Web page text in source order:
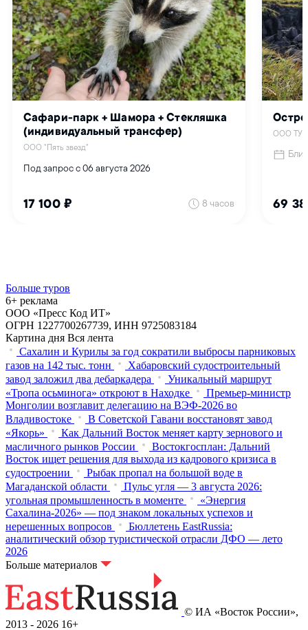
Больше туров
6+ реклама
ООО «Пресс Код ИТ»
ОГРН 1227700267739, ИНН 9725083184
Картина дня Вся лента
Сахалин и Курилы за год сократили выбросы парниковых
газов на 142 тыс. тонн
Хабаровский судостроительный
завод заложил два дебаркадера
Уникальный маршрут
«Тропа осьминога» откроют в Находке
Премьер-министр
Монголии возглавит делегацию на ВЭФ‑2026 во
Владивостоке
В Советской Гавани восстановят завод
«Якорь»
Как Дальний Восток меняет карту зернового и
масличного рынков России
Востокгосплан: Дальний
Восток ищет решения для выхода из кадрового кризиса в
судостроении
Рыбак пропал на большой воде в
Магаданской области
Пульс угля — 3 августа 2026:
угольная промышленность в моменте
«Энергия
Сахалина-2026» — под знаком локальных успехов и
нерешенных вопросов
Бюллетень EastRussia:
аналитический обзор туристической отрасли ДФО — лето
2026
Больше материалов
© ИА «Восток России»,
2013 - 2026 16+